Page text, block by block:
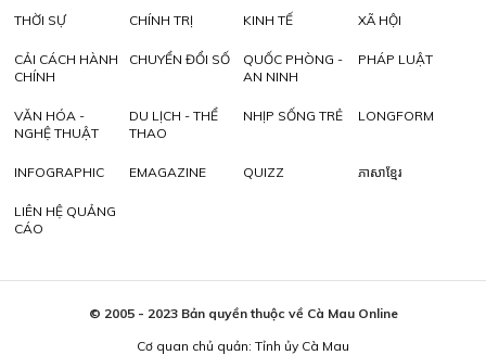
THỜI SỰ CHÍNH TRỊ KINH TẾ XÃ HỘI
CẢI CÁCH HÀNH
CHÍNH
CHUYỂN ĐỔI SỐ
QUỐC PHÒNG -
AN NINH
PHÁP LUẬT
VĂN HÓA -
NGHỆ THUẬT
DU LỊCH - THỂ
THAO
NHỊP SỐNG TRẺ LONGFORM
INFOGRAPHIC EMAGAZINE QUIZZ ភាសាខ្មែរ
LIÊN HỆ QUẢNG
CÁO
© 2005 - 2023 Bản quyền thuộc về Cà Mau Online
Cơ quan chủ quản: Tỉnh ủy Cà Mau